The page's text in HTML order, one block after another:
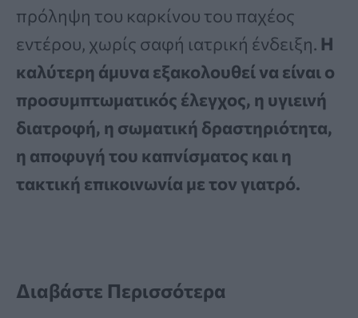
πρόληψη του καρκίνου του παχέος
εντέρου, χωρίς σαφή ιατρική ένδειξη. Η
καλύτερη άμυνα εξακολουθεί να είναι ο
προσυμπτωματικός έλεγχος, η υγιεινή
διατροφή, η σωματική δραστηριότητα,
η αποφυγή του καπνίσματος και η
τακτική επικοινωνία με τον γιατρό.
Διαβάστε Περισσότερα